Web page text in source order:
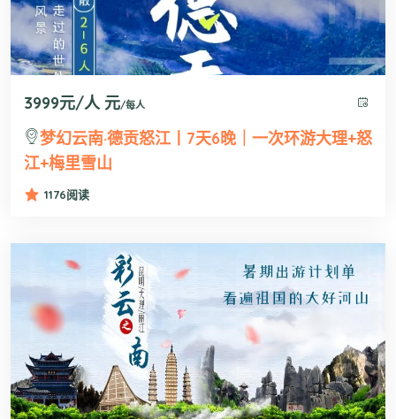
3999元/人 元/每人
梦幻云南·德贡怒江丨7天6晚｜一次环游大理+怒
江+梅里雪山
1176阅读